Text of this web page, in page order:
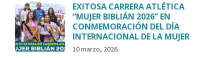
EXITOSA CARRERA ATLÉTICA
“MUJER BIBLIÁN 2026” EN
CONMEMORACIÓN DEL DÍA
INTERNACIONAL DE LA MUJER
10 marzo, 2026